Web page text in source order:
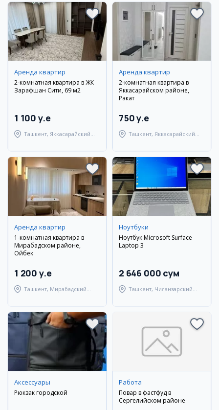
Аренда квартир
2-комнатная квартира в ЖК
Зарафшан Сити, 69 м2
1 100 y.e
Ташкент, Яккасарайский
Аренда квартир
2-комнатная квартира в
Яккасарайском районе,
Ракат
750 y.e
Ташкент, Яккасарайский
Аренда квартир
1-комнатная квартира в
Мирабадском районе,
Ойбек
1 200 y.e
Ташкент, Мирабадский
Ноутбуки
Ноутбук Microsoft Surface
Laptop 3
2 646 000 сум
Ташкент, Чиланзарский
Аксессуары
Рюкзак городской
Работа
Повар в фастфуд в
Сергелийском районе